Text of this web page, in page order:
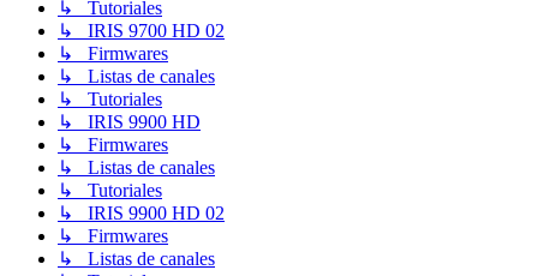
↳ Tutoriales
↳ IRIS 9700 HD 02
↳ Firmwares
↳ Listas de canales
↳ Tutoriales
↳ IRIS 9900 HD
↳ Firmwares
↳ Listas de canales
↳ Tutoriales
↳ IRIS 9900 HD 02
↳ Firmwares
↳ Listas de canales